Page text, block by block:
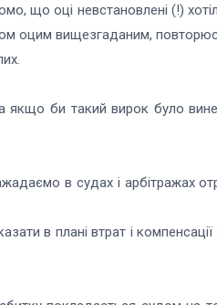
що оці невстановлені (!)
оцим вищезгаданим,
би такий вирок було
в судах і арбітражах
в плані втрат і компенсації